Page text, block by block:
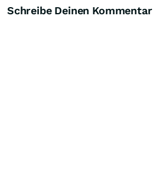
Schreibe Deinen Kommentar